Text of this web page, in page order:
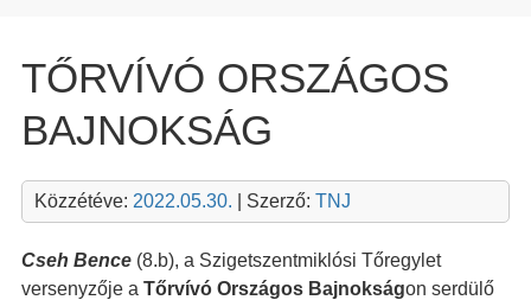
TŐRVÍVÓ ORSZÁGOS
BAJNOKSÁG
Közzétéve: 2022.05.30. | Szerző: TNJ
Cseh Bence(8.b), a Szigetszentmiklósi Tőregylet
versenyzője a Tőrvívó Országos Bajnokságon serdülő